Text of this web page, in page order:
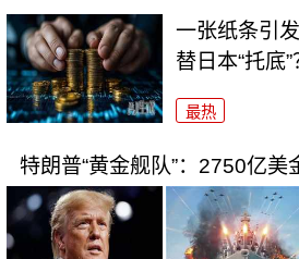
一张纸条引
替日本“托底”
最热
特朗普“黄金舰队”：2750亿美